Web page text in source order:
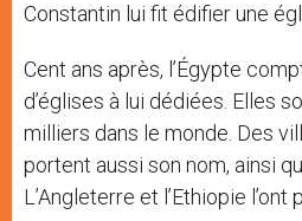
Constantin lui fit édifier une
Cent ans après, l’Égypte
d’églises à lui dédiées. Elles
milliers dans le monde. Des
portent aussi son nom, ainsi
L’Angleterre et l’Ethiopie l’ont